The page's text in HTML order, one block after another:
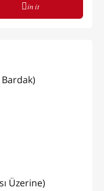
in it
Bardak)
Üzerine)